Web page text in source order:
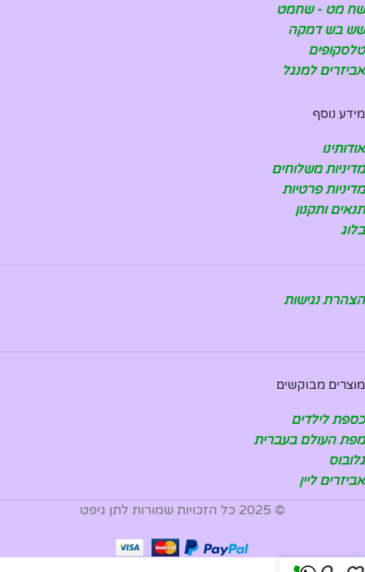
שח מט - שחמט
שש בש דמקה
טלסקופים
אביזרים למנגל
מידע נוסף
אודותינו
מדיניות משלוחים
מדיניות פרטיות
תנאים ותקנון
בלוג
הצהרת נגישות
מוצרים מבוקשים
כספת לילדים
מפת העולם בעברית
גלובוס
אביזרים ליין
© 2025 כל הזכויות שמורות לתן גיפט